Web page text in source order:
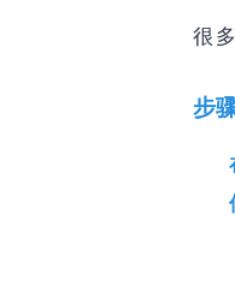
很
步